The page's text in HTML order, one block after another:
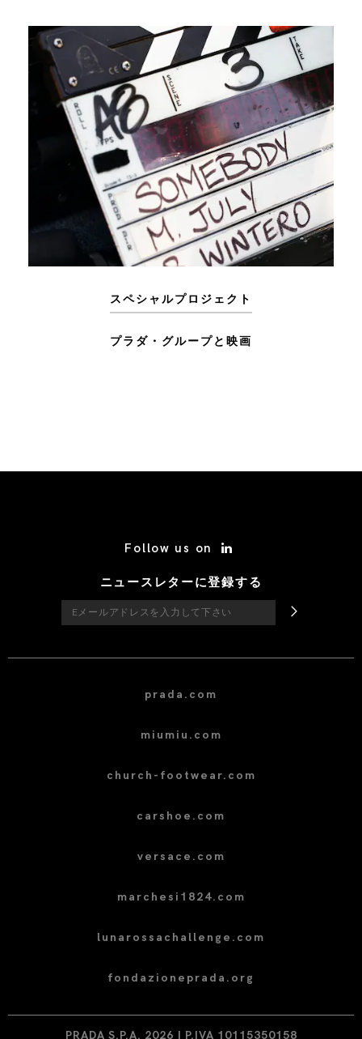
スペシャルプロジェクト
プラダ・グループと映画
Follow us on
ニュースレターに登録する
prada.com
miumiu.com
church-footwear.com
carshoe.com
versace.com
marchesi1824.com
lunarossachallenge.com
fondazioneprada.org
PRADA S.P.A. 2026 | P.IVA 10115350158